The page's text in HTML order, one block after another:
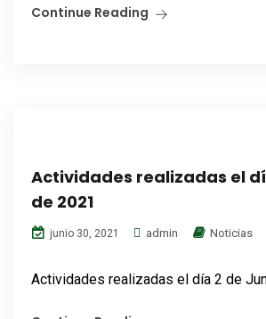
Continue Reading
Actividades realizadas el
de 2021
junio 30, 2021 admin Noticias
Actividades realizadas el día 2 de